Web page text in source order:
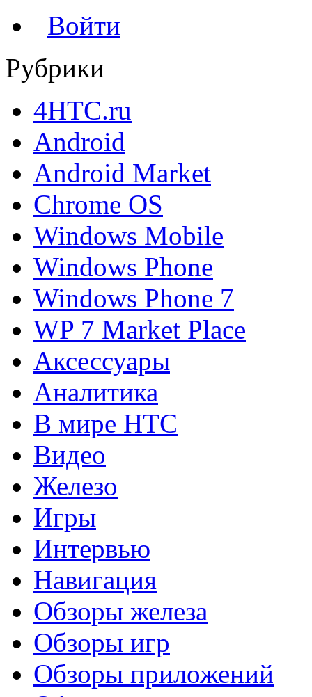
Войти
Рубрики
4HTC.ru
Android
Android Market
Chrome OS
Windows Mobile
Windows Phone
Windows Phone 7
WP 7 Market Place
Аксессуары
Аналитика
В мире HTC
Видео
Железо
Игры
Интервью
Навигация
Обзоры железа
Обзоры игр
Обзоры приложений